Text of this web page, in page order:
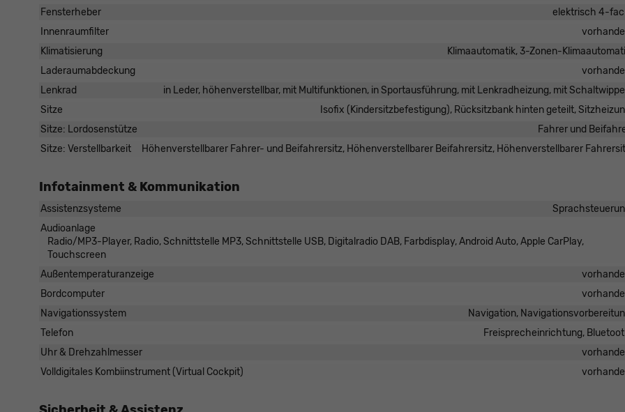
Fensterheber
elektrisch 4-
Innenraumfilter
Klimatisierung
Klimaautomatik, 3-Zonen-
Laderaumabdeckung
Lenkrad
in Leder, höhenverstellbar, mit Multifunktionen, in Sportausführung, mit Lenkradheizung, mit
Sitze
Isofix (Kindersitzbefestigung), Rücksitzbank hinten geteilt,
Sitze: Lordosenstütze
Fahrer und
Sitze: Verstellbarkeit
Höhenverstellbarer Fahrer- und Beifahrersitz, Höhenverstellbarer Beifahrersitz, Höhenverstellbarer
Infotainment & Kommunikation
Assistenzsysteme
Audioanlage
Radio/MP3-Player, Radio, Schnittstelle MP3, Schnittstelle USB, Digitalradio DAB, Farbdisplay, Android Auto, Apple CarPlay,
Touchscreen
Außentemperaturanzeige
Bordcomputer
Navigationssystem
Navigation,
Telefon
Freisprecheinrichtung,
Uhr & Drehzahlmesser
Volldigitales Kombiinstrument (Virtual Cockpit)